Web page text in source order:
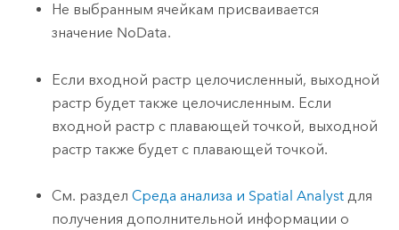
Не выбранным ячейкам присваивается
значение NoData.
Если входной растр целочисленный, выходной
растр будет также целочисленным. Если
входной растр с плавающей точкой, выходной
растр также будет с плавающей точкой.
См. разделСреда анализа и Spatial Analyst для
получения дополнительной информации о